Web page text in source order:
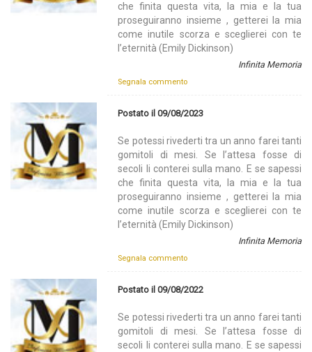
che finita questa vita, la mia e la tua
proseguiranno insieme , getterei la mia
come inutile scorza e sceglierei con te
l’eternità (Emily Dickinson)
Infinita Memoria
Segnala commento
Postato il 09/08/2023
Se potessi rivederti tra un anno farei tanti
gomitoli di mesi. Se l’attesa fosse di
secoli li conterei sulla mano. E se sapessi
che finita questa vita, la mia e la tua
proseguiranno insieme , getterei la mia
come inutile scorza e sceglierei con te
l’eternità (Emily Dickinson)
Infinita Memoria
Segnala commento
Postato il 09/08/2022
Se potessi rivederti tra un anno farei tanti
gomitoli di mesi. Se l’attesa fosse di
secoli li conterei sulla mano. E se sapessi